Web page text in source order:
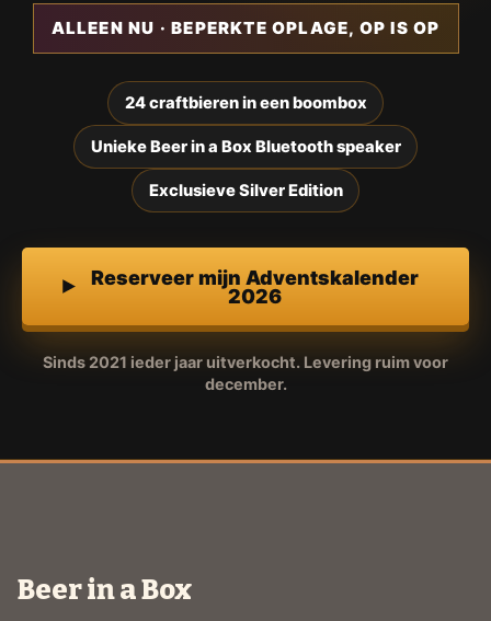
ALLEEN NU · BEPERKTE OPLAGE, OP IS OP
24 craftbieren in een boombox
Unieke Beer in a Box Bluetooth speaker
Exclusieve Silver Edition
Reserveer mijn Adventskalender
2026
Sinds 2021 ieder jaar uitverkocht. Levering ruim voor
december.
Beer in a Box